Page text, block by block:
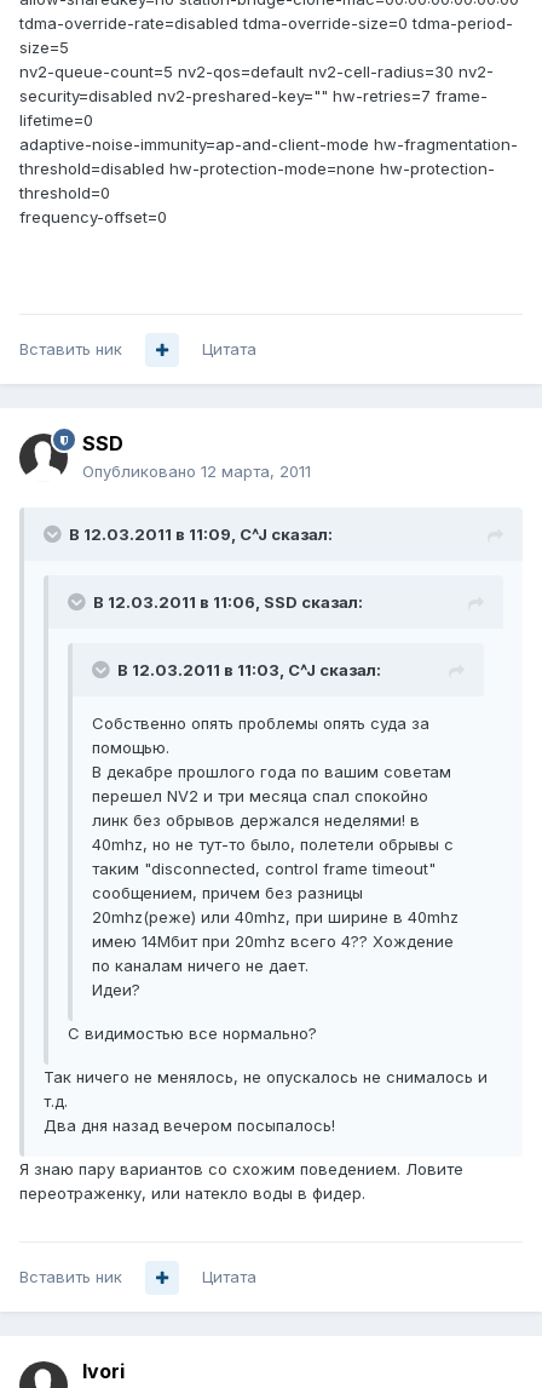
tdma-override-rate=disabled tdma-override-size=0 tdma-period-
size=5
nv2-queue-count=5 nv2-qos=default nv2-cell-radius=30 nv2-
security=disabled nv2-preshared-key="" hw-retries=7 frame-
lifetime=0
adaptive-noise-immunity=ap-and-client-mode hw-fragmentation-
threshold=disabled hw-protection-mode=none hw-protection-
threshold=0
frequency-offset=0
Вставить ник Цитата
SSD
Опубликовано 12 марта, 2011
В 12.03.2011 в 11:09, C^J сказал:
В 12.03.2011 в 11:06, SSD сказал:
В 12.03.2011 в 11:03, C^J сказал:
Собственно опять проблемы опять суда за
помощью.
В декабре прошлого года по вашим советам
перешел NV2 и три месяца спал спокойно
линк без обрывов держался неделями! в
40mhz, но не тут-то было, полетели обрывы с
таким "disconnected, control frame timeout"
сообщением, причем без разницы
20mhz(реже) или 40mhz, при ширине в 40mhz
имею 14Мбит при 20mhz всего 4?? Хождение
по каналам ничего не дает.
Идеи?
С видимостью все нормально?
Так ничего не менялось, не опускалось не снималось и
т.д.
Два дня назад вечером посыпалось!
Я знаю пару вариантов со схожим поведением. Ловите
переотраженку, или натекло воды в фидер.
Вставить ник Цитата
Ivori